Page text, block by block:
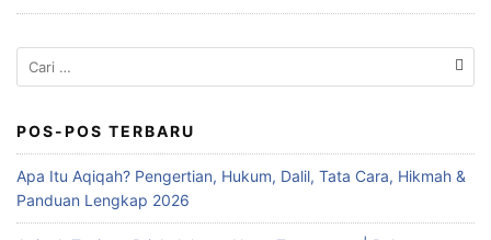
Cari
untuk:
POS-POS TERBARU
Apa Itu Aqiqah? Pengertian, Hukum, Dalil, Tata Cara, Hikmah &
Panduan Lengkap 2026